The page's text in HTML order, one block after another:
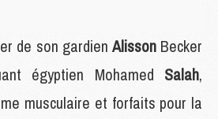
de son gardien Alisson Becker
égyptien Mohamed Salah,
musculaire et forfaits pour la